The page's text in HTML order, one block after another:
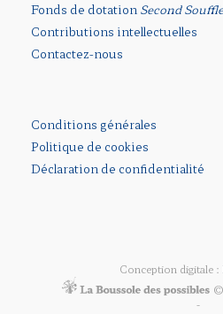
Fonds de dotationSecond Souffle
Contributions intellectuelles
Contactez-nous
Conditions générales
Politique de cookies
Déclaration de confidentialité
Conception digitale :
©